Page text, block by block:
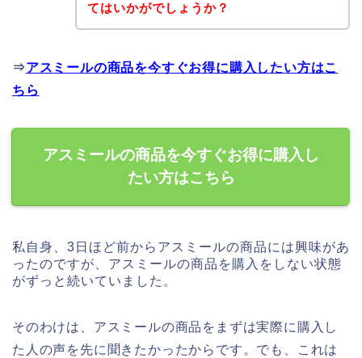
てはいかがでしょうか？
⇒アスミールの商品を今すぐお得に購入したい方はこ
ちら
アスミールの商品を今すぐお得に購入し
たい方はこちら
私自身、3日ほど前からアスミールの商品には興味があ
ったのですが、アスミールの商品を購入をしない状態
がずっと続いていました。
そのわけは、アスミールの商品をまずは実際に購入し
た人の声を先に聞きたかったからです。でも、これは